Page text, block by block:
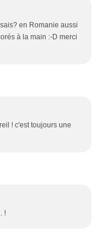
en Romanie aussi
à la main :-D merci
! c'est toujours une
!